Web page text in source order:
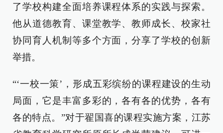
了学校构建全面培养课程体系的实践与探索。
他从道德教育、课堂教学、教师成长、校家社
协同育人机制等多个方面，分享了学校的创新
举措。
“‘一校一策’，形成五彩缤纷的课程建设的生动
局面，它是丰富多彩的，各有各的优势，各有
各的特点。”对于翟国喜的课程实施方案，江苏